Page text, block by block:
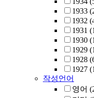
1933
1932
1931
1930
1929
1928
1927
작성언어
영어